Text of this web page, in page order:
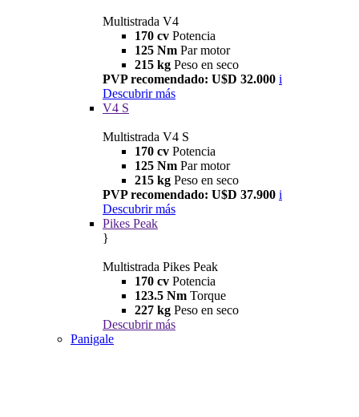
Multistrada V4
170 cv Potencia
125 Nm Par motor
215 kg Peso en seco
PVP recomendado: U$D 32.000 i
Descubrir más
V4 S
Multistrada V4 S
170 cv Potencia
125 Nm Par motor
215 kg Peso en seco
PVP recomendado: U$D 37.900 i
Descubrir más
Pikes Peak
}
Multistrada Pikes Peak
170 cv Potencia
123.5 Nm Torque
227 kg Peso en seco
Descubrir más
Panigale